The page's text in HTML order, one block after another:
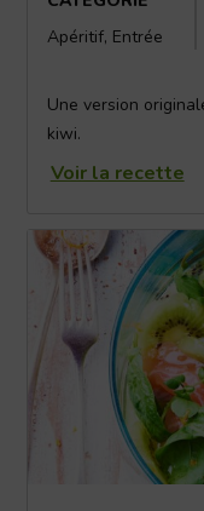
Apéritif, Entrée
Une version
kiwi.
Voir la recette